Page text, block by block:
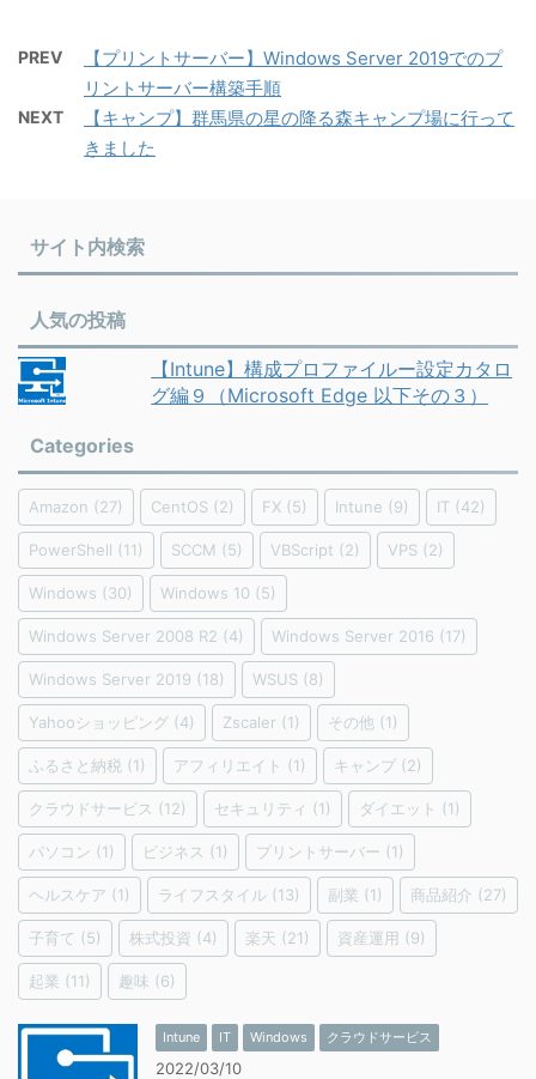
PREV
【プリントサーバー】Windows Server 2019でのプ
リントサーバー構築手順
NEXT
【キャンプ】群馬県の星の降る森キャンプ場に行って
きました
サイト内検索
人気の投稿
【Intune】構成プロファイルー設定カタロ
グ編９（Microsoft Edge 以下その３）
Categories
Amazon (27) CentOS (2) FX (5) Intune (9) IT (42)
PowerShell (11) SCCM (5) VBScript (2) VPS (2)
Windows (30) Windows 10 (5)
Windows Server 2008 R2 (4) Windows Server 2016 (17)
Windows Server 2019 (18) WSUS (8)
Yahooショッピング (4) Zscaler (1) その他 (1)
ふるさと納税 (1) アフィリエイト (1) キャンプ (2)
クラウドサービス (12) セキュリティ (1) ダイエット (1)
パソコン (1) ビジネス (1) プリントサーバー (1)
ヘルスケア (1) ライフスタイル (13) 副業 (1) 商品紹介 (27)
子育て (5) 株式投資 (4) 楽天 (21) 資産運用 (9)
起業 (11) 趣味 (6)
Intune IT Windows クラウドサービス
2022/03/10